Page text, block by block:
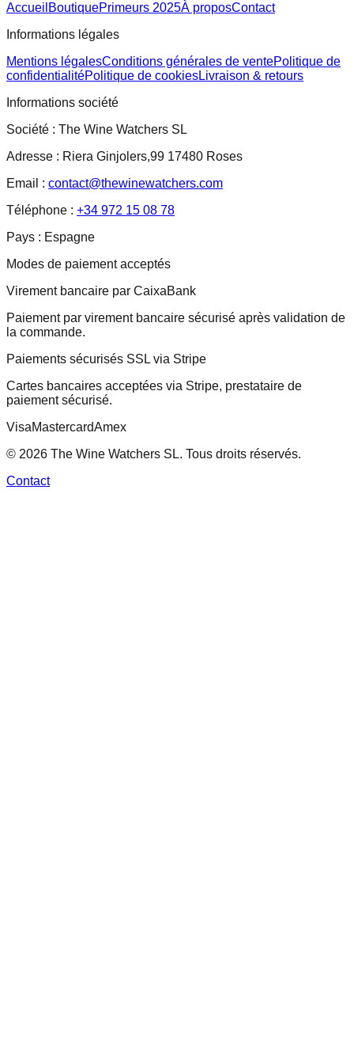
Accueil BoutiquePrimeurs 2025À proposContact
Informations légales
Mentions légalesConditions générales de ventePolitique de
confidentialitéPolitique de cookiesLivraison & retours
Informations société
Société : The Wine Watchers SL
Adresse : Riera Ginjolers,99 17480 Roses
Email : contact@thewinewatchers.com
Téléphone : +34 972 15 08 78
Pays : Espagne
Modes de paiement acceptés
Virement bancaire par CaixaBank
Paiement par virement bancaire sécurisé après validation de
la commande.
Paiements sécurisés SSL via Stripe
Cartes bancaires acceptées via Stripe, prestataire de
paiement sécurisé.
VisaMastercardAmex
© 2026 The Wine Watchers SL. Tous droits réservés.
Contact